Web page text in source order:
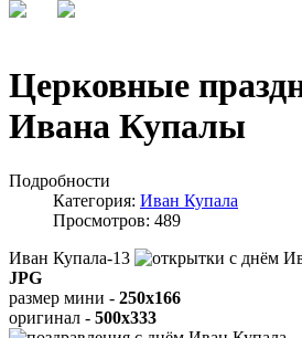
Церковные
Ивана Купалы
Подробности
Категория: Иван Купала
Просмотров: 489
Иван Купала-13
JPG
размер мини - 250x166
оригинал - 500x333